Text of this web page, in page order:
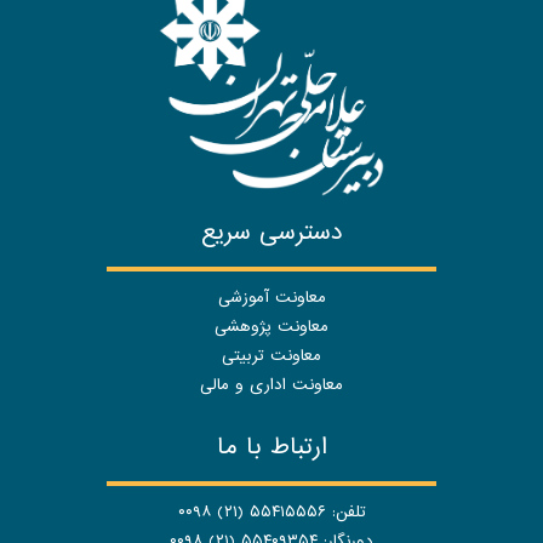
دسترسی سریع
معاونت آموزشی
معاونت پژوهشی
معاونت تربیتی
معاونت اداری و مالی
ارتباط با ما
تلفن: ۵۵۴۱۵۵۵۶ (۲۱) ۰۰۹۸